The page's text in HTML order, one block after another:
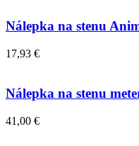
Nálepka na stenu
17,93 €
Nálepka na stenu
41,00 €